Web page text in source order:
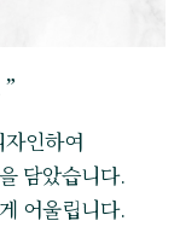
인하여
담았습니다.
어울립니다.